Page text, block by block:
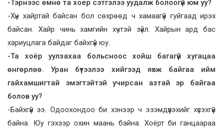
-Тэрнээс өмнө та хоёр сэтгэлээ уудалж болоогүй юм уу?
-Хүн хайртай байсан бол сөхрөөд ч хамаагүй гуйгаад ирэх
байсан. Хайр чинь хамгийн хүчтэй зүйл. Хайрын ард бас
хариуцлага байдаг байхгүй юу.
-Та хоёр уулзахаа больсноос хойш багагүй хугацаа
өнгөрлөө. Уран бүтээлээ хийгээд явж байгаа ийм
гайхамшигтай эмэгтэйтэй учирсан азтай эр байгаа
болов уу?
-Байхгүй ээ. Одоохондоо би хэнээр ч эзэмдүүлэхийг хүсэхгүй
байна. Юу гэхээр охин маань байна. Хоёрт би ганцаараа